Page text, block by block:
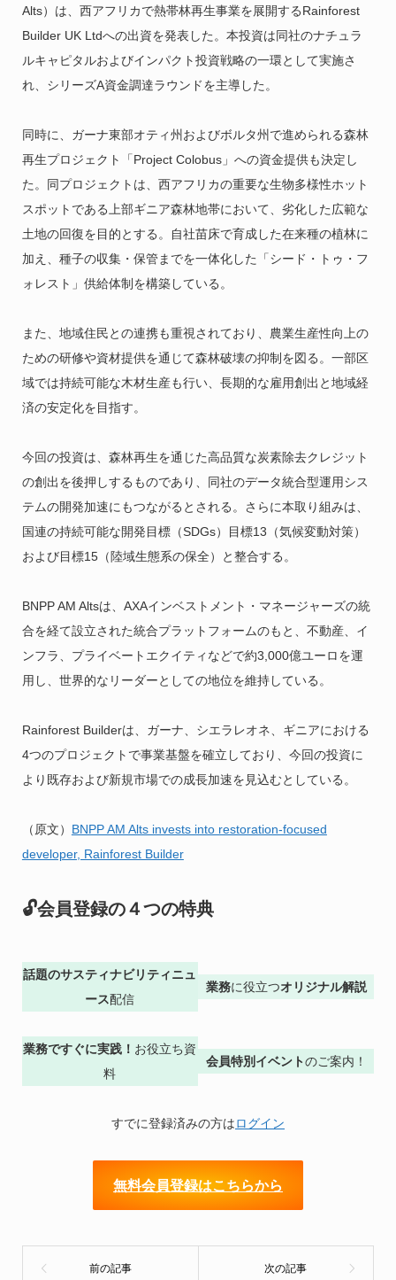
Alts）は、西アフリカで熱帯林再生事業を展開するRainforest
Builder UK Ltdへの出資を発表した。本投資は同社のナチュラ
ルキャピタルおよびインパクト投資戦略の一環として実施さ
れ、シリーズA資金調達ラウンドを主導した。
同時に、ガーナ東部オティ州およびボルタ州で進められる森林
再生プロジェクト「Project Colobus」への資金提供も決定し
た。同プロジェクトは、西アフリカの重要な生物多様性ホット
スポットである上部ギニア森林地帯において、劣化した広範な
土地の回復を目的とする。自社苗床で育成した在来種の植林に
加え、種子の収集・保管までを一体化した「シード・トゥ・フ
ォレスト」供給体制を構築している。
また、地域住民との連携も重視されており、農業生産性向上の
ための研修や資材提供を通じて森林破壊の抑制を図る。一部区
域では持続可能な木材生産も行い、長期的な雇用創出と地域経
済の安定化を目指す。
今回の投資は、森林再生を通じた高品質な炭素除去クレジット
の創出を後押しするものであり、同社のデータ統合型運用シス
テムの開発加速にもつながるとされる。さらに本取り組みは、
国連の持続可能な開発目標（SDGs）目標13（気候変動対策）
および目標15（陸域生態系の保全）と整合する。
BNPP AM Altsは、AXAインベストメント・マネージャーズの統
合を経て設立された統合プラットフォームのもと、不動産、イ
ンフラ、プライベートエクイティなどで約3,000億ユーロを運
用し、世界的なリーダーとしての地位を維持している。
Rainforest Builderは、ガーナ、シエラレオネ、ギニアにおける
4つのプロジェクトで事業基盤を確立しており、今回の投資に
より既存および新規市場での成長加速を見込むとしている。
（原文） BNPP AM Alts invests into restoration-focused
developer, Rainforest Builder
🔓会員登録の４つの特典
話題のサスティナビリティニュ
ース配信
業務に役立つオリジナル解説
業務ですぐに実践！ お役立ち資
料
会員特別イベントのご案内！
すでに登録済みの方はログイン
無料会員登録はこちらから